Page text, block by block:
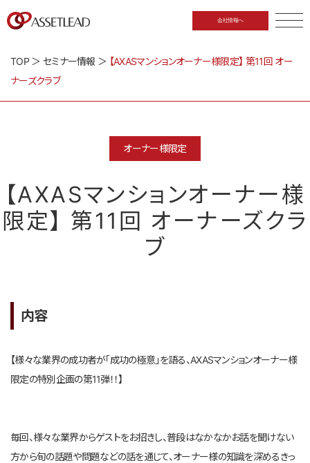
会社情報へ
TOP＞ セミナー情報 ＞ 【AXASマンションオーナー様限定】 第11回 オー
ナーズクラブ
オーナー様限定
【AXASマンションオーナー様
限定】 第11回 オーナーズクラ
ブ
内容
【様々な業界の成功者が「成功の極意」を語る、AXASマンションオーナー様
限定の特別企画の第11弾！！】
毎回、様々な業界からゲストをお招きし、普段はなかなかお話を聞けない
方から旬の話題や問題などの話を通じて、オーナー様の知識を深めるきっ